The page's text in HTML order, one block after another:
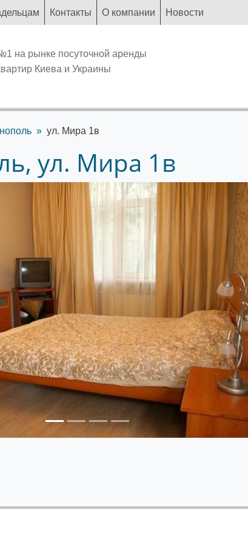
Контакты О компании Новости
на рынке посуточной аренды
Киева и Украины
ул. Мира 1в
ул. Мира 1в